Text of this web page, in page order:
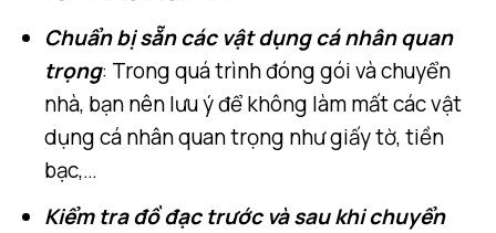
Chuẩn bị sẵn các vật dụng cá nhân quan
trọng: Trong quá trình đóng gói và chuyển
nhà, bạn nên lưu ý để không làm mất các vật
dụng cá nhân quan trọng như giấy tờ, tiền
bạc,…
Kiểm tra đồ đạc trước và sau khi chuyển